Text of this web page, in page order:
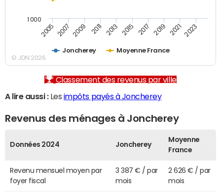
Joncherey Moyenne France
2005 2007 2009 2011 2013 2015 2017 2019 2021 2023
1 000
© JDN 2026
Classement des revenus par ville
A lire aussi :Les impôts payés à Joncherey
Revenus des ménages à Joncherey
Données 2024 Joncherey
Moyenne
France
Revenu mensuel moyen par
foyer fiscal
3 387 € / par
mois
2 626 € / par
mois